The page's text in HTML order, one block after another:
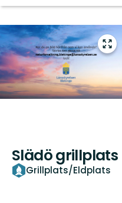
Gå
till
Slädö grillplats
Grillplats/Eldplats